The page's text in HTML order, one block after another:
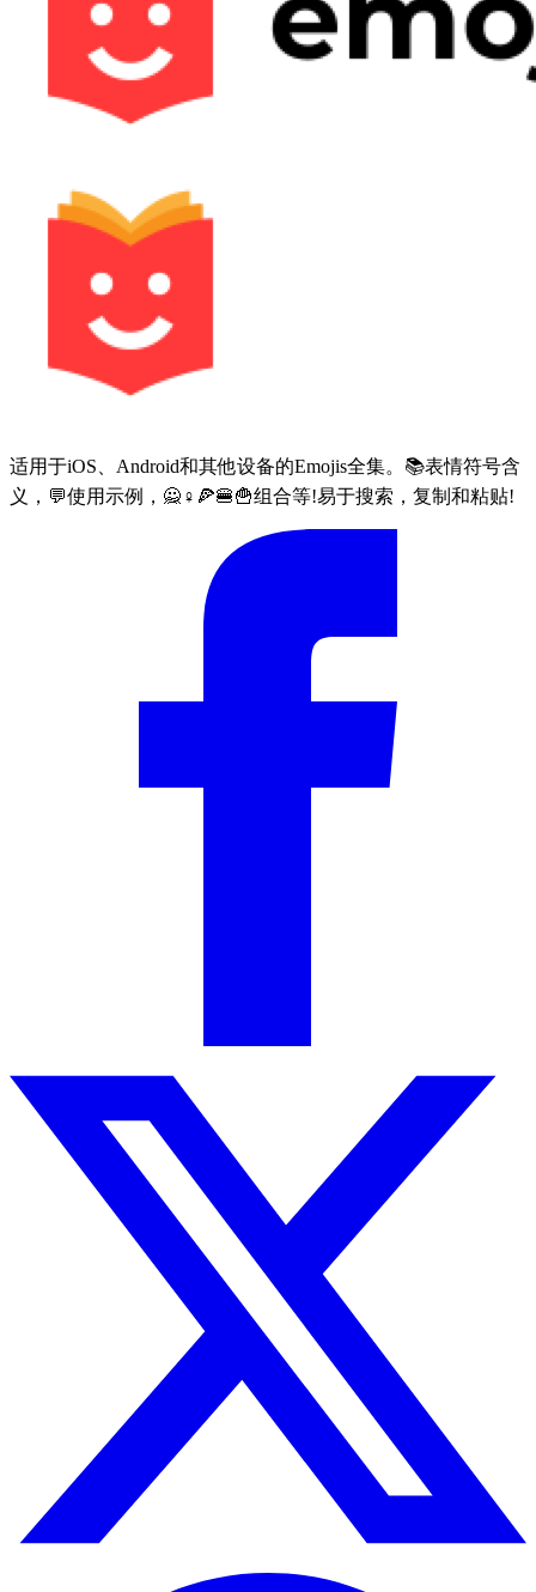
适用于iOS、Android和其他设备的Emojis全集。📚表情符号含
义，💬使用示例，🙅♀🍕🍔🍟组合等!易于搜索，复制和粘贴!